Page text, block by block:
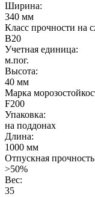
Ширина:
340 мм
Класс прочности на
B20
Учетная единица:
м.пог.
Высота:
40 мм
Марка
F200
Упаковка:
на поддонах
Длина:
1000 мм
Отпускная
>50%
Вес:
35